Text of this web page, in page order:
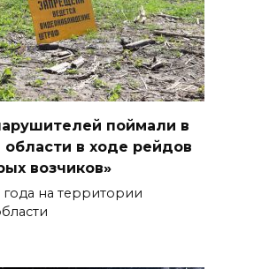
поймали в
области в ходе рейдов
возчиков»
года на территории